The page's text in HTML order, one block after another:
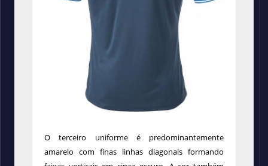
O terceiro uniforme é predominantemente
amarelo com finas linhas diagonais formando